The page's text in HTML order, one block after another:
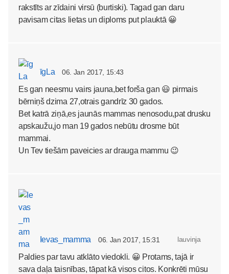
rakstīts ar zīdaini virsū (burtiski). Tagad gan daru
pavisam citas lietas un diploms put plauktā 😀
īgLa 06. Jan 2017, 15:43
Es gan neesmu vairs jauna,bet forša gan 😃 pirmais
bērniņš dzima 27,otrais gandrīz 30 gados.
Bet katrā ziņā,es jaunās mammas nenosodu,pat drusku
apskaužu,jo man 19 gados nebūtu drosme būt
mammai.
Un Tev tiešām paveicies ar drauga mammu 😉
Ievas_mamma 06. Jan 2017, 15:31 lauvinja
Paldies par tavu atklāto viedokli. 😀 Protams, tajā ir
sava daļa taisnības, tāpat kā visos citos. Konkrēti mūsu